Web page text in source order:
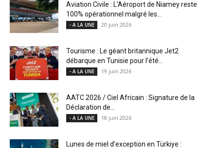
Aviation Civile : L’Aéroport de Niamey reste
100% opérationnel malgré les...
- A LA UNE 20 juin 2026
Tourisme : Le géant britannique Jet2
débarque en Tunisie pour l’été...
- A LA UNE 19 juin 2026
AATC 2026 / Ciel Africain : Signature de la
Déclaration de...
- A LA UNE 18 juin 2026
Lunes de miel d’exception en Türkiye :